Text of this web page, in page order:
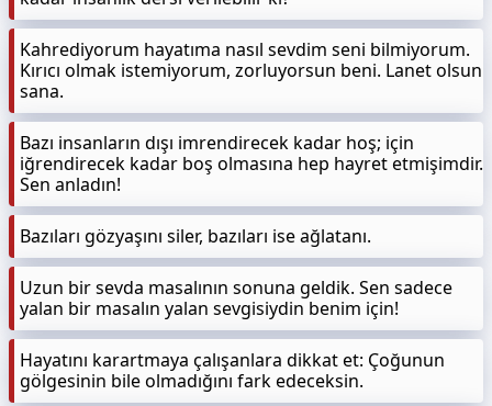
Kahrediyorum hayatıma nasıl sevdim seni bilmiyorum.
Kırıcı olmak istemiyorum, zorluyorsun beni. Lanet olsun
sana.
Bazı insanların dışı imrendirecek kadar hoş; için
iğrendirecek kadar boş olmasına hep hayret etmişimdir.
Sen anladın!
Bazıları gözyaşını siler, bazıları ise ağlatanı.
Uzun bir sevda masalının sonuna geldik. Sen sadece
yalan bir masalın yalan sevgisiydin benim için!
Hayatını karartmaya çalışanlara dikkat et: Çoğunun
gölgesinin bile olmadığını fark edeceksin.